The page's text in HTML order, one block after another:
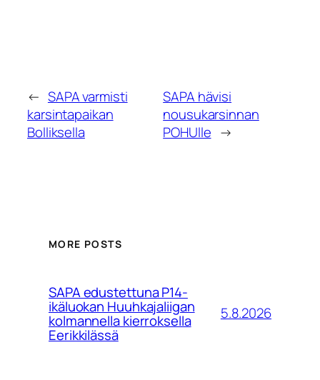
← SAPA varmisti
karsintapaikan
Bolliksella
SAPA hävisi
nousukarsinnan
POHUlle →
MORE POSTS
SAPA edustettuna P14-
ikäluokan Huuhkajaliigan
kolmannella kierroksella
Eerikkilässä
5.8.2026